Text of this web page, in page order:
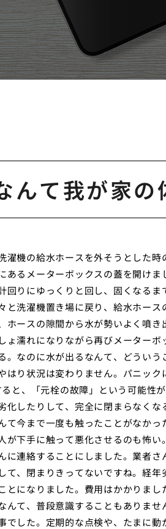
んて我が家の
機の給水ホースを外そうとした時
あるメーターボックスの蓋を開けま
りにゆっくりと回し、固くなるま
洗濯機置き場に戻り、給水ホース
ースの隙間から水が勢いよく噴き
ょ濡れになりながら再びメーターボ
なのに水が出るなんて、どういう
り状況は変わりません。パニック
と、「元栓の故障」という可能性
したりして、完全に閉まらなくな
今まで一度も触ったことがなかっ
下手に触って悪化させるのも怖い
連絡することにしました。業者さ
、閉まりきってないですね。経年
になりました。費用はかかりまし
んて、普段意識することもありませ
した。定期的な点検や、たまに動